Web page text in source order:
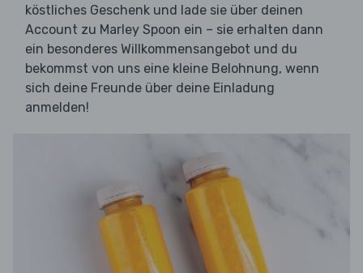
köstliches Geschenk und lade sie über deinen
Account zu Marley Spoon ein – sie erhalten dann
ein besonderes Willkommensangebot und du
bekommst von uns eine kleine Belohnung, wenn
sich deine Freunde über deine Einladung
anmelden!